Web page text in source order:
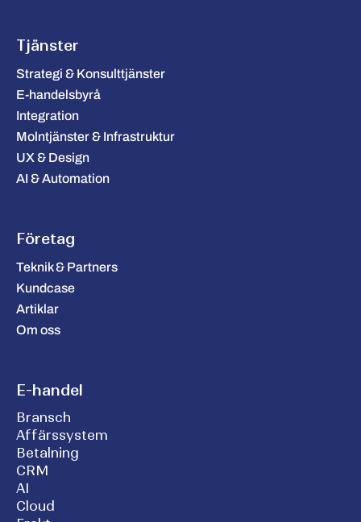
Tjänster
Strategi & Konsulttjänster
E-handelsbyrå
Integration
Molntjänster & Infrastruktur
UX & Design
AI & Automation
Företag
Teknik & Partners
Kundcase
Artiklar
Om oss
E-handel
Bransch
Affärssystem
Betalning
CRM
AI
Cloud